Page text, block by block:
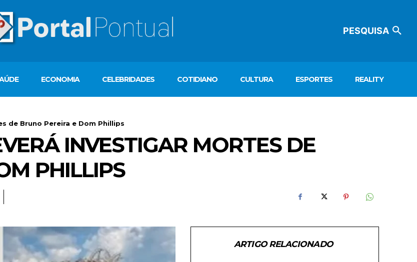
PESQUISA
ECONOMIA CELEBRIDADES COTIDIANO CULTURA ESPORTES REALITY
de Bruno Pereira e Dom Phillips
INVESTIGAR MORTES DE
PHILLIPS
ARTIGO RELACIONADO